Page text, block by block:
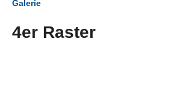
Galerie
4er Raster